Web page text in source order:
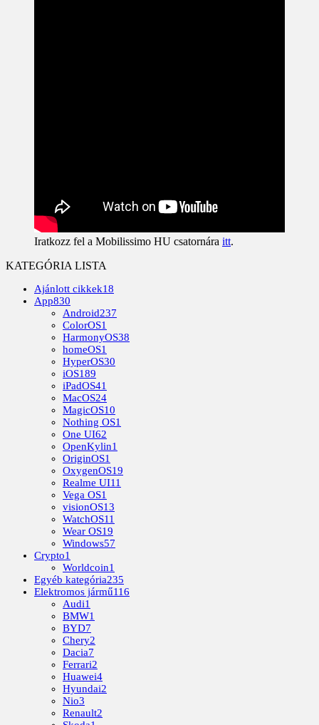
Iratkozz fel a Mobilissimo HU csatornára itt.
KATEGÓRIA LISTA
Ajánlott cikkek18
App830
Android237
ColorOS1
HarmonyOS38
homeOS1
HyperOS30
iOS189
iPadOS41
MacOS24
MagicOS10
Nothing OS1
One UI62
OpenKylin1
OriginOS1
OxygenOS19
Realme UI11
Vega OS1
visionOS13
WatchOS11
Wear OS19
Windows57
Crypto1
Worldcoin1
Egyéb kategória235
Elektromos jármű116
Audi1
BMW1
BYD7
Chery2
Dacia7
Ferrari2
Huawei4
Hyundai2
Nio3
Renault2